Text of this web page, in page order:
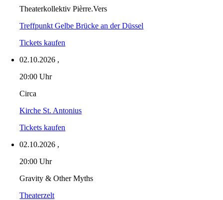
Theaterkollektiv Pièrre.Vers
Treffpunkt Gelbe Brücke an der Düssel
Tickets kaufen
02.10.2026 ,
20:00 Uhr
Circa
Kirche St. Antonius
Tickets kaufen
02.10.2026 ,
20:00 Uhr
Gravity & Other Myths
Theaterzelt